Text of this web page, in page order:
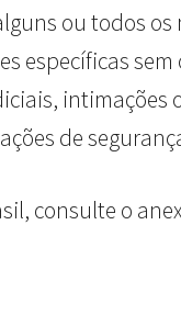
ou todos
específicas
intimações
de
consulte o